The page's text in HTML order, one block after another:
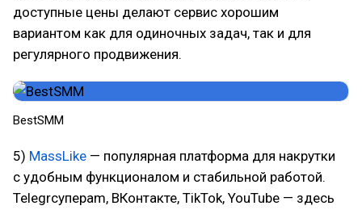
доступные цены делают сервис хорошим
вариантом как для одиночных задач, так и для
регулярного продвижения.
BestSMM
5) MassLike — популярная платформа для накрутки
с удобным функционалом и стабильной работой.
Telegrсуперam, ВКонтакте, TikTok, YouTube — здесь